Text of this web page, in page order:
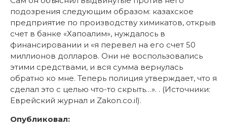
подозрения следующим образом: казахское
предприятие по производству химикатов, открыв
счет в банке «Хапоалим», нуждалось в
финансировании и «я перевел на его счет 50
миллионов долларов. Они не воспользовались
этими средствами, и вся сумма вернулась
обратно ко мне. Теперь полиция утверждает, что я
сделал это с целью что-то скрыть…». . (Источники:
Еврейский журнал и Zakon.co.il).
Опубликовал: